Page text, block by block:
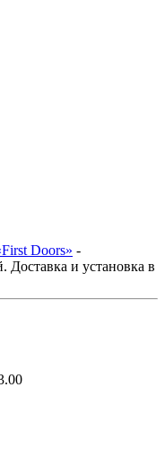
Doors» -
Доставка и установка в